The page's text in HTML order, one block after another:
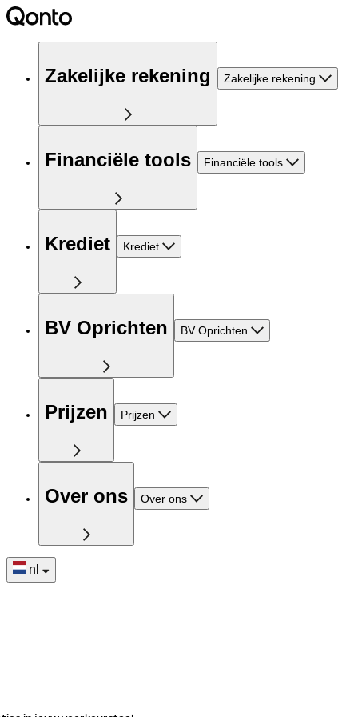
Zakelijke rekening Zakelijke rekening
Financiële tools Financiële tools
Krediet Krediet
BV Oprichten BV Oprichten
Prijzen Prijzen
Over ons Over ons
nl